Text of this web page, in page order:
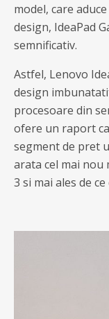
model, care
design, IdeaPad
semnificativ.
Astfel, Lenovo
design
procesoare din
ofere un raport
segment de pret
arata cel mai nou
3 si mai ales de